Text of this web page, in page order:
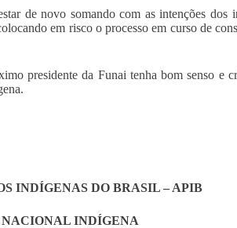
de novo somando com as intenções dos
em risco o processo em curso de
presidente da Funai tenha bom senso e
INDÍGENAS DO BRASIL – APIB
INDÍGENA